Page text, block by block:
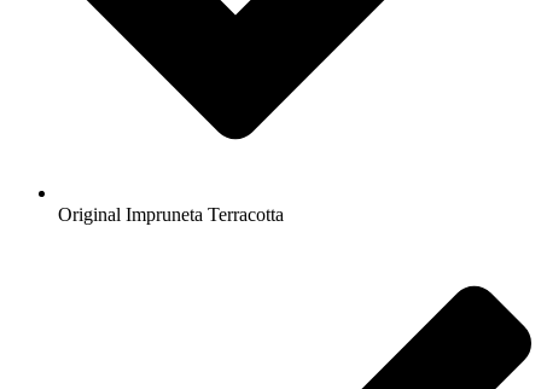
Original Impruneta Terracotta